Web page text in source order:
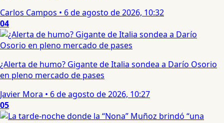
Carlos Campos • 6 de agosto de 2026, 10:32
04
¿Alerta de humo? Gigante de Italia sondea a Darío Osorio
en pleno mercado de pases
Javier Mora • 6 de agosto de 2026, 10:27
05